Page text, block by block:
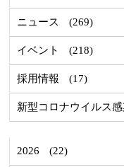
ニュース (269)
イベント (218)
採用情報 (17)
新型コロナウイルス
2026 (22)